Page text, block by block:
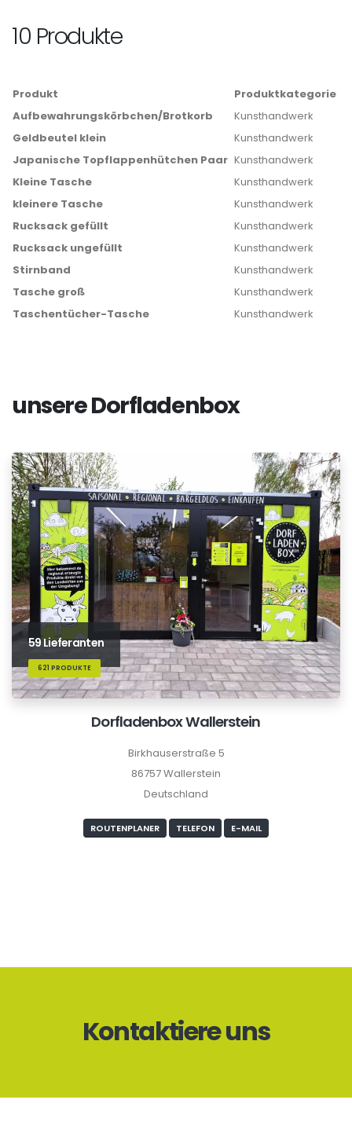
10 Produkte
Produkt
Produktkategorie
Aufbewahrungskörbchen/Brotkorb
Kunsthandwerk
Geldbeutel klein
Kunsthandwerk
Japanische Topflappenhütchen Paar Kunsthandwerk
Kleine Tasche
Kunsthandwerk
kleinere Tasche
Kunsthandwerk
Rucksack gefüllt
Kunsthandwerk
Rucksack ungefüllt
Kunsthandwerk
Stirnband
Kunsthandwerk
Tasche groß
Kunsthandwerk
Taschentücher-Tasche
Kunsthandwerk
unsere Dorfladenbox
59 Lieferanten
621 PRODUKTE
Dorfladenbox Wallerstein
Birkhauserstraße 5
86757 Wallerstein
Deutschland
ROUTENPLANER TELEFON E-MAIL
Kontaktiere uns